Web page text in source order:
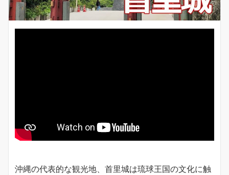
沖縄の代表的な観光地、首里城は琉球王国の文化に触